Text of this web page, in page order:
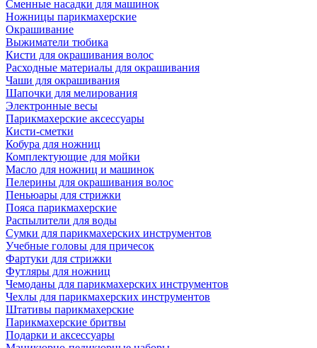
Сменные насадки для машинок
Ножницы парикмахерские
Окрашивание
Выжиматели тюбика
Кисти для окрашивания волос
Расходные материалы для окрашивания
Чаши для окрашивания
Шапочки для мелирования
Электронные весы
Парикмахерские аксессуары
Кисти-сметки
Кобура для ножниц
Комплектующие для мойки
Масло для ножниц и машинок
Пелерины для окрашивания волос
Пеньюары для стрижки
Пояса парикмахерские
Распылители для воды
Сумки для парикмахерских инструментов
Учебные головы для причесок
Фартуки для стрижки
Футляры для ножниц
Чемоданы для парикмахерских инструментов
Чехлы для парикмахерских инструментов
Штативы парикмахерские
Парикмахерские бритвы
Подарки и аксессуары